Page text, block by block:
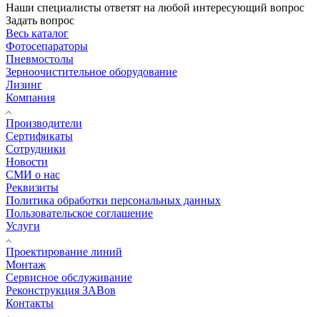
Наши специалисты ответят на любой интересующий вопрос
Задать вопрос
Весь каталог
Фотосепараторы
Пневмостолы
Зерноочистительное оборудование
Лизинг
Компания
Производители
Сертификаты
Сотрудники
Новости
СМИ о нас
Реквизиты
Политика обработки персональных данных
Пользовательское соглашение
Услуги
Проектирование линий
Монтаж
Сервисное обслуживание
Реконструкция ЗАВов
Контакты